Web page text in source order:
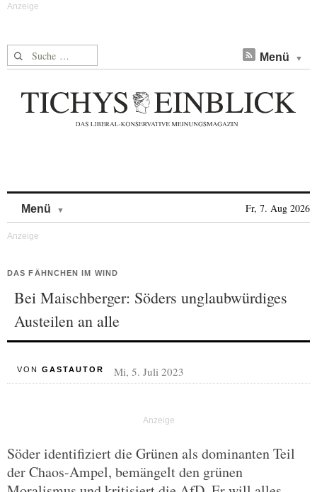
Suche nach: Menü
Menü Fr, 7. Aug 2026
DAS FÄHNCHEN IM WIND
Bei Maischberger: Söders unglaubwürdiges
Austeilen an alle
VON GASTAUTOR Mi, 5. Juli 2023
Söder identifiziert die Grünen als dominanten Teil
der Chaos-Ampel, bemängelt den grünen